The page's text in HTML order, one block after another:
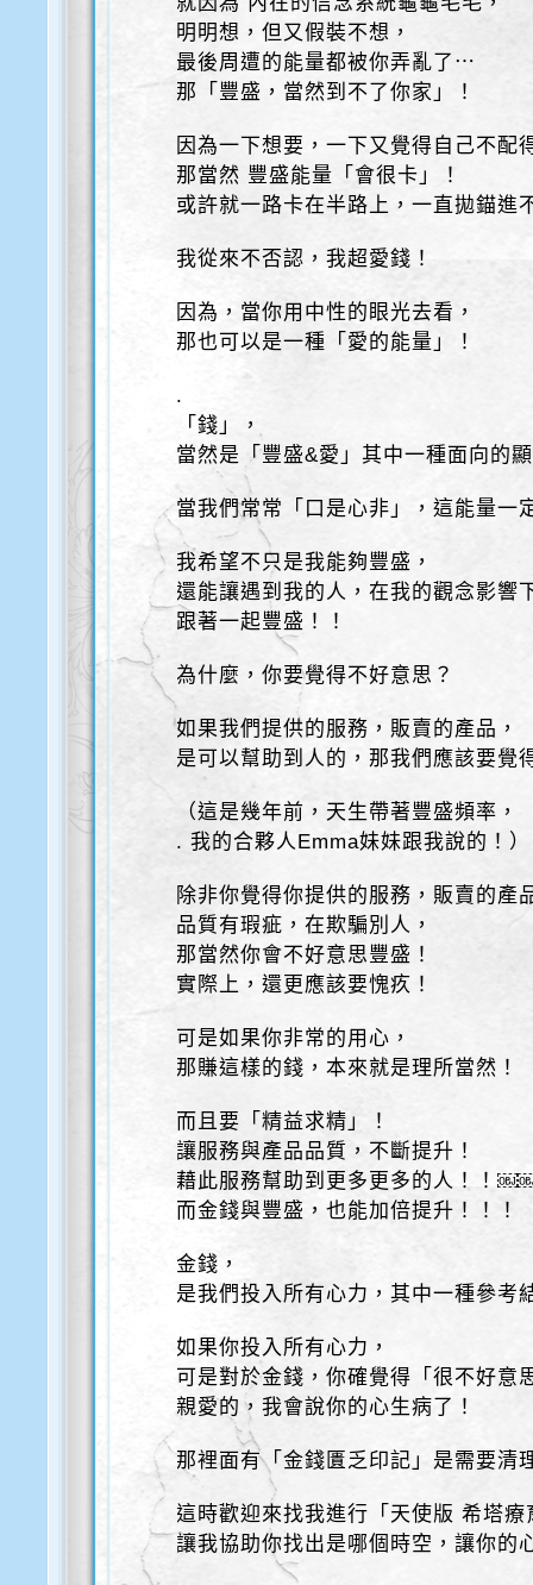
明明想，但又假裝不想，
最後周遭的能量都被你弄亂了⋯
那「豐盛，當然到不了你家」！
因為一下想要，一下又覺得自己不配
那當然 豐盛能量「會很卡」！
或許就一路卡在半路上，一直拋錨進
我從來不否認，我超愛錢！
因為，當你用中性的眼光去看，
那也可以是一種「愛的能量」！
.
「錢」，
當然是「豐盛&愛」其中一種面向的
當我們常常「口是心非」，這能量一
我希望不只是我能夠豐盛，
還能讓遇到我的人，在我的觀念影響
跟著一起豐盛！！
為什麼，你要覺得不好意思？
如果我們提供的服務，販賣的產品，
是可以幫助到人的，那我們應該要覺
（這是幾年前，天生帶著豐盛頻率，
. 我的合夥人Emma妹妹跟我說的！）
除非你覺得你提供的服務，販賣的產
品質有瑕疵，在欺騙別人，
那當然你會不好意思豐盛！
實際上，還更應該要愧疚！
可是如果你非常的用心，
那賺這樣的錢，本來就是理所當然！
而且要「精益求精」！
讓服務與產品品質，不斷提升！
藉此服務幫助到更多更多的人！！
而金錢與豐盛，也能加倍提升！！！
金錢，
是我們投入所有心力，其中一種參考
如果你投入所有心力，
可是對於金錢，你確覺得「很不好意
親愛的，我會說你的心生病了！
那裡面有「金錢匱乏印記」是需要清
這時歡迎來找我進行「天使版 希塔療
讓我協助你找出是哪個時空，讓你的